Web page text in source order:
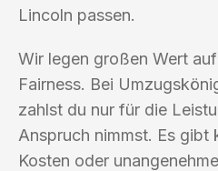
Lincoln passen.
Wir legen großen Wert
Fairness. Bei
zahlst du nur für die
Anspruch nimmst. Es gibt
Kosten oder